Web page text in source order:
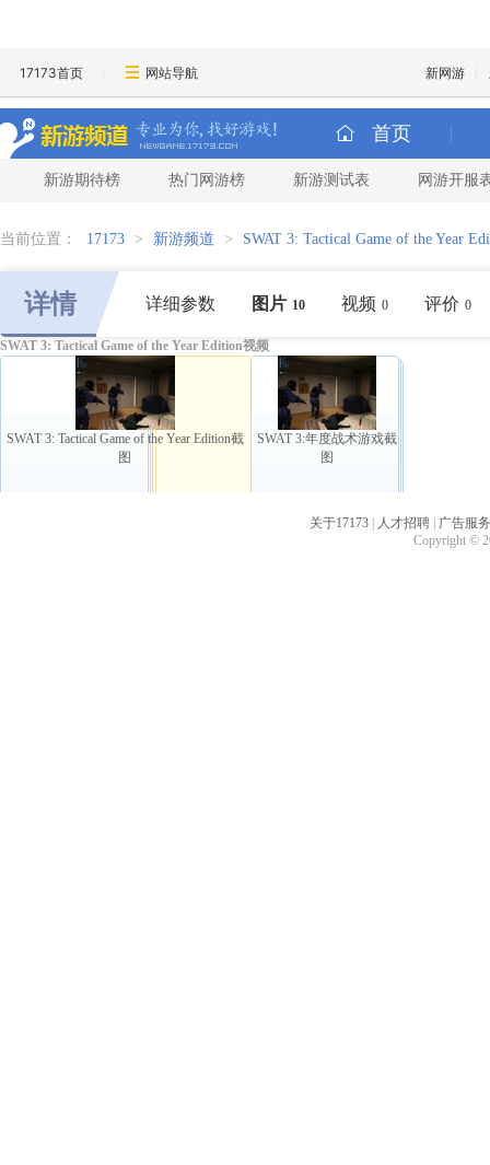
17173首页 网站导航 新网游
首页
新游期待榜 热门网游榜 新游测试表 网游开服
当前位置： 17173 > 新游频道 > SWAT 3: Tactical Game of the Year
详情 详细参数 图片 10 视频 0 评价 0
SWAT 3: Tactical Game of the Year Edition视频
SWAT 3: Tactical Game of the Year Edition截
图
SWAT 3:年度战术游戏截
图
关于17173 人才招聘
广告服务
Copyright ©